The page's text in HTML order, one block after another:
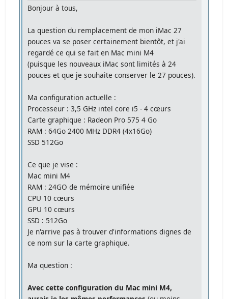
Bonjour à tous,
La question du remplacement de mon iMac 27
pouces va se poser certainement bientôt, et j'ai
regardé ce qui se fait en Mac mini M4
(puisque les nouveaux iMac sont limités à 24
pouces et que je souhaite conserver le 27 pouces).
Ma configuration actuelle :
Processeur : 3,5 GHz intel core i5 - 4 cœurs
Carte graphique : Radeon Pro 575 4 Go
RAM : 64Go 2400 MHz DDR4 (4x16Go)
SSD 512Go
Ce que je vise :
Mac mini M4
RAM : 24GO de mémoire unifiée
CPU 10 cœurs
GPU 10 cœurs
SSD : 512Go
Je n'arrive pas à trouver d'informations dignes de
ce nom sur la carte graphique.
Ma question :
Avec cette configuration du Mac mini M4,